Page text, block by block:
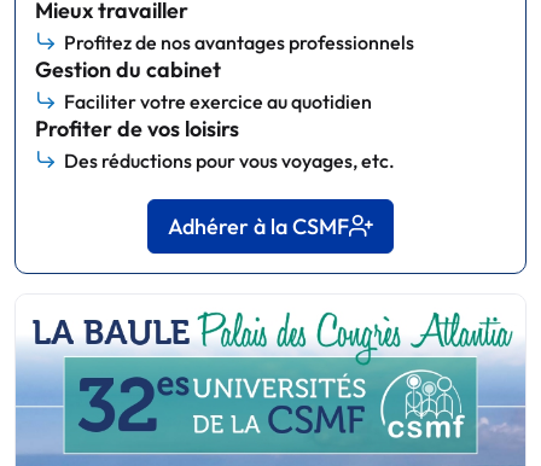
Mieux travailler
Profitez de nos avantages professionnels
Gestion du cabinet
Faciliter votre exercice au quotidien
Profiter de vos loisirs
Des réductions pour vous voyages, etc.
Adhérer à la CSMF